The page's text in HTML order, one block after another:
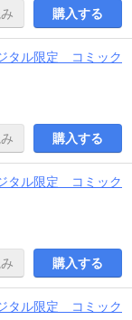
購入する
タル限定 コミック
購入する
タル限定 コミック
購入する
タル限定 コミック